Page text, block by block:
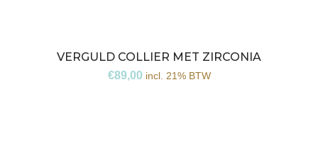
VERGULD COLLIER MET ZIRCONIA
€89,00 incl. 21% BTW